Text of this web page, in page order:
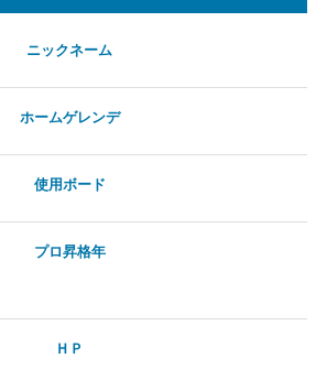
ニックネーム
ホームゲレンデ
使用ボード
プロ昇格年
ＨＰ